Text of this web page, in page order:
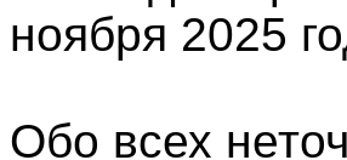
ноября 2025
Обо всех